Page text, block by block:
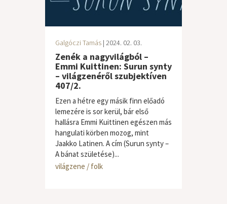
Galgóczi Tamás | 2024. 02. 03.
Zenék a nagyvilágból –
Emmi Kuittinen: Surun synty
– világzenéről szubjektíven
407/2.
Ezen a hétre egy másik finn előadó
lemezére is sor kerül, bár első
hallásra Emmi Kuittinen egészen más
hangulati körben mozog, mint
Jaakko Latinen. A cím (Surun synty –
A bánat születése)...
világzene / folk